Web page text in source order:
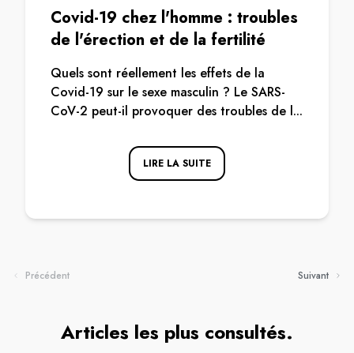
Covid-19 chez l'homme : troubles
de l'érection et de la fertilité
Quels sont réellement les effets de la
Covid-19 sur le sexe masculin ? Le SARS-
CoV-2 peut-il provoquer des troubles de l...
LIRE LA SUITE
Précédent Suivant
Articles les plus consultés.